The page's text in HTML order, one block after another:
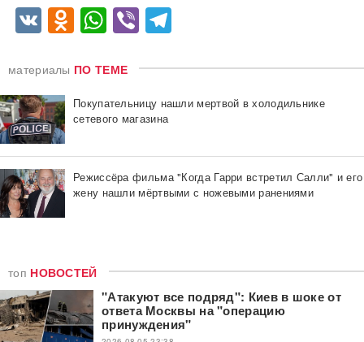
VKOdnoklassniki
WhatsApp
Viber
материалы ПО ТЕМЕ
Покупательницу нашли мертвой в холодильнике
сетевого магазина
Режиссёра фильма "Когда Гарри встретил Салли" и его
жену нашли мёртвыми с ножевыми ранениями
топ НОВОСТЕЙ
"Атакуют все подряд": Киев в шоке от
ответа Москвы на "операцию
принуждения"